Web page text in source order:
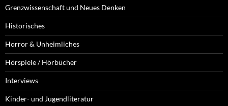
Grenzwissenschaft und Neues Denken
Historisches
Horror & Unheimliches
Hörspiele / Hörbücher
Interviews
Kinder- und Jugendliteratur